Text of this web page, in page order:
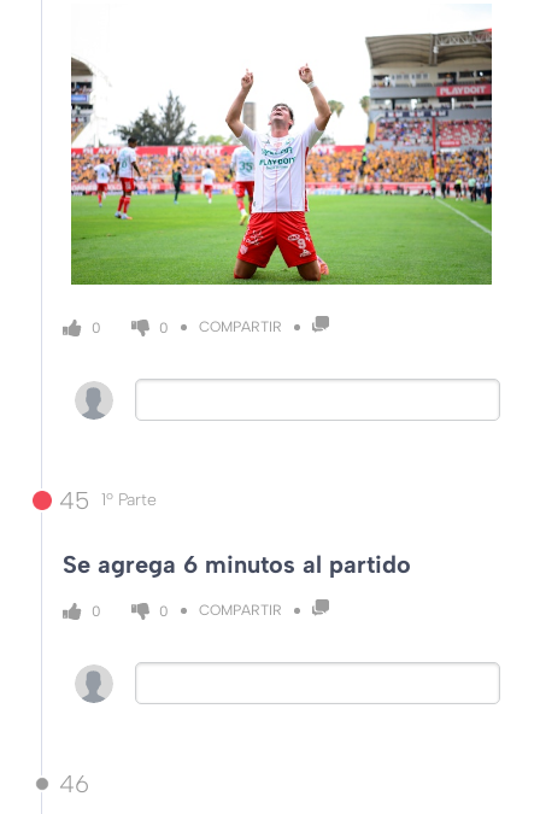
0 0 COMPARTIR
45 1º Parte
Se agrega 6 minutos al partido
0 0 COMPARTIR
46